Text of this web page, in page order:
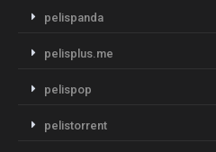
pelispanda
pelisplus.me
pelispop
pelistorrent